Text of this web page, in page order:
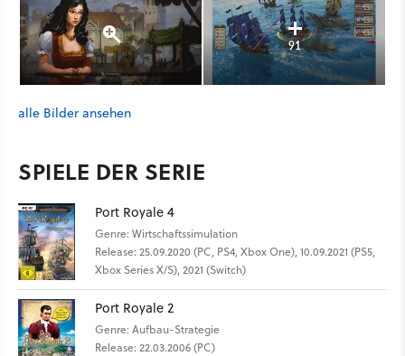
91
alle Bilder ansehen
SPIELE DER SERIE
Port Royale 4
Genre: Wirtschaftssimulation
Release: 25.09.2020 (PC, PS4, Xbox One), 10.09.2021 (PS5,
Xbox Series X/S), 2021 (Switch)
Port Royale 2
Genre: Aufbau-Strategie
Release: 22.03.2006 (PC)